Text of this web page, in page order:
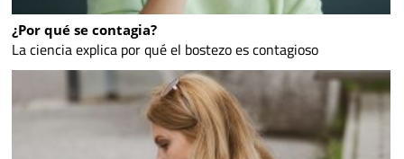
¿Por qué se contagia?
La ciencia explica por qué el bostezo es contagioso